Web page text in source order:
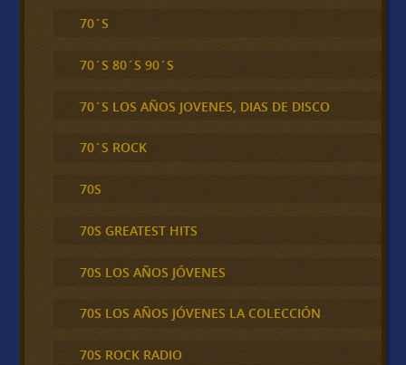
70´S
70´S 80´S 90´S
70´S LOS AÑOS JOVENES, DIAS DE DISCO
70´S ROCK
70S
70S GREATEST HITS
70S LOS AÑOS JÓVENES
70S LOS AÑOS JÓVENES LA COLECCIÓN
70S ROCK RADIO